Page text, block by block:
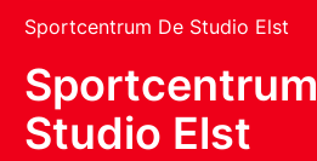
Sportcentrum De Studio Elst
Studio Elst